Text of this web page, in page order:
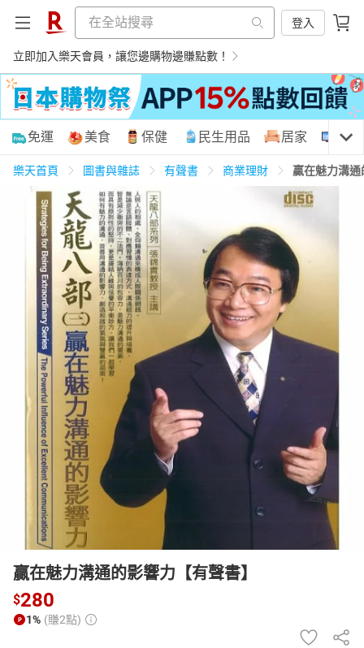
登入
立即加入樂天會員，讓您邊購物邊賺點數！
購物網分類
天天免運 美食蛋糕
居家生活 3C家電 運動休閒 親子玩具
女裝 男裝 化妝保養 情趣用品
日本購物 電子/紙本書
免運 美食 保健 民生用品 居家 3C
樂天首頁 圖書與雜誌 有聲書 商業理財 贏在魅力溝
贏在魅力溝通的影響力【有聲書】
$280
1% (賺2點)